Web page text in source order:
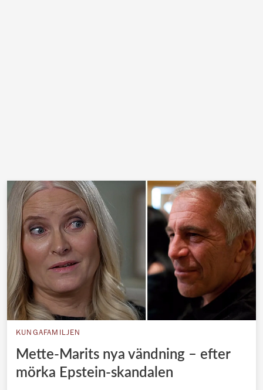
KUNGAFAMILJEN
Mette-Marits nya vändning – efter
mörka Epstein-skandalen